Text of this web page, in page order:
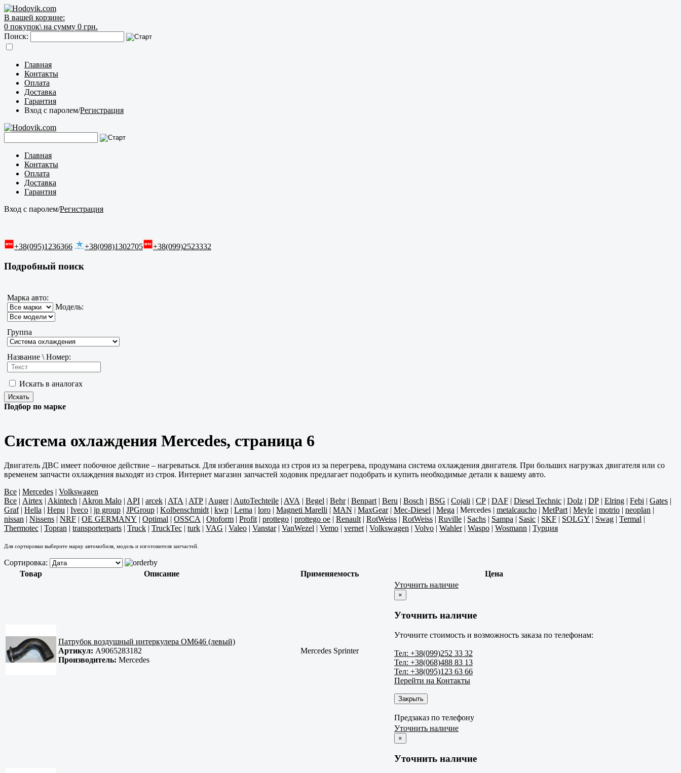
В вашей корзине:
0 покупок\ на сумму 0 грн.
Поиск:
Главная
Контакты
Оплата
Доставка
Гарантия
Вход с паролем/Регистрация
Главная
Контакты
Оплата
Доставка
Гарантия
Вход с паролем/Регистрация
+38(095)1236366 +38(098)1302705 +38(099)2523332
Подробный поиск
Марка авто:
Модель:
Группа
Название \ Номер:
Искать в аналогах
Подбор по марке
Система охлаждения Mercedes, страница 6
Двигатель ДВС имеет побочное действие – нагреваться. Для избегания выхода из строя из за перегрева, продумана система охлаждения двигателя. При больших нагрузках двигателя или со
временем запчасти охлаждения выходят из строя. Интернет магазин запчастей ходовик предлагает подобрать и купить необходимые детали к вашему авто.
Все | Mercedes | Volkswagen
Все | Airtex | Akintech | Akron Malo | API | arcek | ATA | ATP | Auger| AutoTechteile | AVA | Begel | Behr| Benpart | Beru | Bosch | BSG | Cojali | CP | DAF | Diesel Technic | Dolz | DP | Elring | Febi | Gates |
Graf| Hella | Hepu | Iveco | jp group | JPGroup | Kolbenschmidt | kwp | Lema | loro | Magneti Marelli | MAN | MaxGear| Mec-Diesel | Mega | Mercedes | metalcaucho | MetPart | Meyle | motrio | neoplan |
nissan | Nissens | NRF | OE GERMANY | Optimal | OSSCA | Otoform | Profit | prottego | prottego oe | Renault | RotWeiss | RotWeiss | Ruville | Sachs | Sampa | Sasic | SKF | SOLGY | Swag | Termal |
Thermotec | Topran | transporterparts | Truck | TruckTec | turk | VAG | Valeo | Vanstar| VanWezel | Vemo | vernet | Volkswagen | Volvo | Wahler| Waspo | Wosmann | Турция
Для сортировки выберите марку автомобиля, модель и изготовителя запчастей.
Сортировка:
Товар
Описание Применяемость Цена
Патрубок воздушный интеркулера OM646 (левый)
Артикул: A9065283182
Производитель: Mercedes
Mercedes Sprinter
Уточнить наличие
×
Уточнить наличие
Уточните стоимость и возможность заказа по телефонам:
Тел: +38(099)252 33 32
Тел: +38(068)488 83 13
Тел: +38(095)123 63 66
Перейти на Контакты
Закрыть
Предзаказ по телефону
Уточнить наличие
×
Уточнить наличие